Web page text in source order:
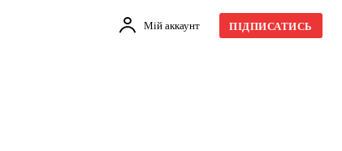
Мій аккаунт ПІДПИСАТИСЬ